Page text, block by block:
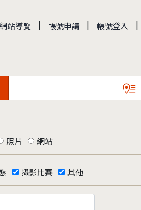
網站導覽 | 帳號申請 | 帳號登入 |
照片 網站
攝影比賽 其他